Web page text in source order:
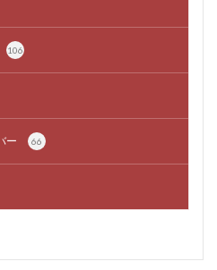
106
ー 66